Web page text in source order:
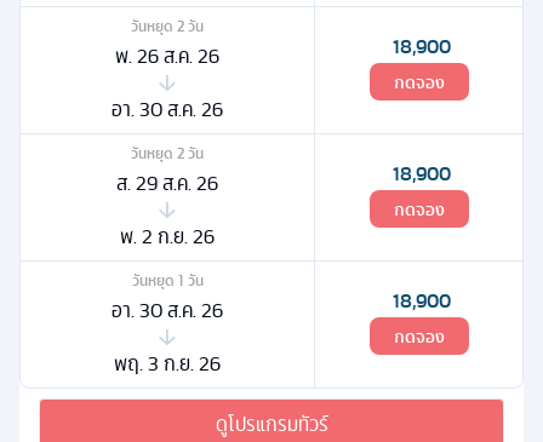
วันหยุด 2วัน
พ. 26 ส.ค. 26
อา. 30 ส.ค. 26
18,900
กดจอง
วันหยุด 2วัน
ส. 29 ส.ค. 26
พ. 2 ก.ย. 26
18,900
กดจอง
วันหยุด 1 วัน
อา. 30 ส.ค. 26
พฤ. 3 ก.ย. 26
18,900
กดจอง
ดูโปรแกรมทัวร์